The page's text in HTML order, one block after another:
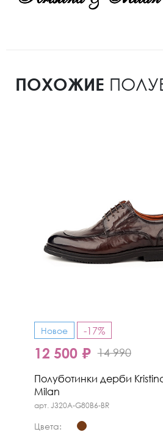
ПОХОЖИЕ
Новое -17%
12 500 ₽ 14 990
Полуботинки дерби
Milan
арт. J320A-G80B6-BR
Цвета: